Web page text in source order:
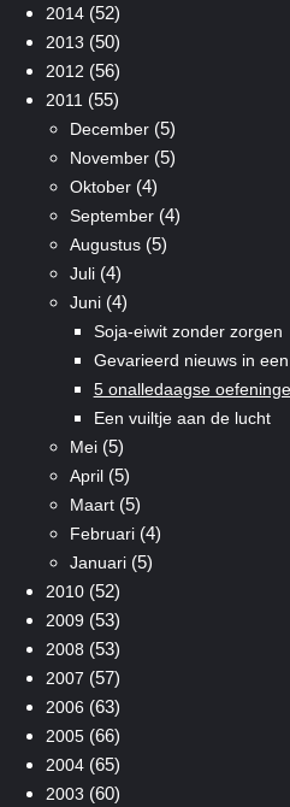
2014(52)
2013 (50)
2012 (56)
2011 (55)
December(5)
November(5)
Oktober(4)
September(4)
Augustus(5)
Juli(4)
Juni(4)
Soja-eiwit zonder zorgen
Gevarieerd nieuws in
5 onalledaagse
Een vuiltje aan de lucht
Mei(5)
April(5)
Maart(5)
Februari(4)
Januari(5)
2010(52)
2009 (53)
2008 (53)
2007 (57)
2006 (63)
2005(66)
2004(65)
2003 (60)